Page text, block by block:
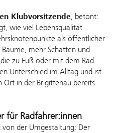
Klubvorsitzende, betont:
wie viel Lebensqualität
als öffentlicher
mehr Schatten und
zu Fuß oder mit dem Rad
Unterschied im Alltag und ist
in der Brigittenau bereits
für Radfahrer:innen
der Umgestaltung: Der